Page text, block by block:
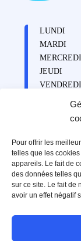
Pour offrir les
telles que les
appareils. Le fait de
des données telles
sur ce site. Le fait de
avoir un effet négatif
LUNDI
MARDI
MERCREDI
JEUDI
VENDREDI
Restez
Recevez
habitante, des
événements.